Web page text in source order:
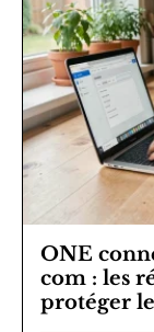
ONE
com : les
protéger